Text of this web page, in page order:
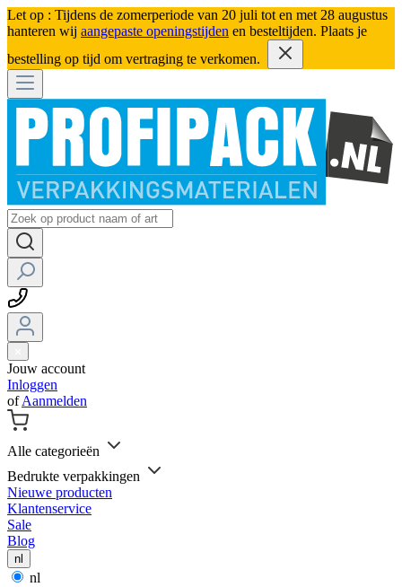
Let op : Tijdens de zomerperiode van 20 juli tot en met 28 augustus
hanteren wij aangepaste openingstijden en besteltijden. Plaats je
bestelling op tijd om vertraging te verkomen.
Jouw account
Inloggen
ofAanmelden
Alle categorieën
Bedrukte verpakkingen
Nieuwe producten
Klantenservice
Sale
Blog
nl
nl